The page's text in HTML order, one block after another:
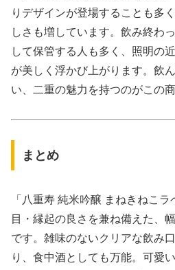
りデザインが登場することも多
しさも増しています。飲み終わ
して保管する人も多く、照明の
が美しく浮かび上がります。飲
い、二重の魅力を持つのがこの商
まとめ
「八重寿 純米吟醸 まねきねこ
目・縁起の良さを兼ね備えた、
です。雑味のないクリアな飲み
り、食中酒としても万能。可愛